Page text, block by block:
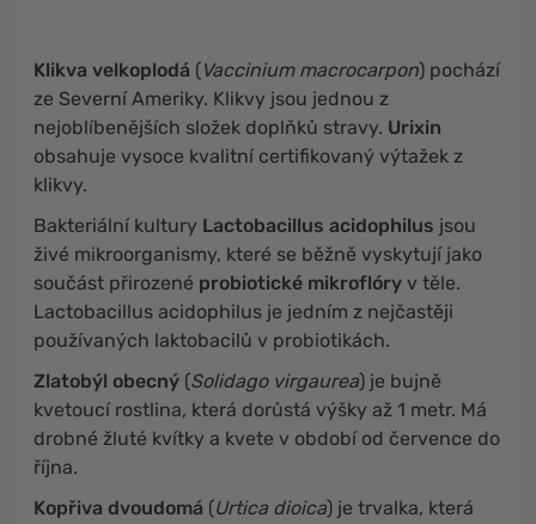
Klikva velkoplodá (Vaccinium macrocarpon) pochází
ze Severní Ameriky. Klikvy jsou jednou z
nejoblíbenějších složek doplňků stravy. Urixin
obsahuje vysoce kvalitní certifikovaný výtažek z
klikvy.
Bakteriální kultury Lactobacillus acidophilus jsou
živé mikroorganismy, které se běžně vyskytují jako
součást přirozené probiotické mikroflóry v těle.
Lactobacillus acidophilus je jedním z nejčastěji
používaných laktobacilů v probiotikách.
Zlatobýl obecný (Solidago virgaurea) je bujně
kvetoucí rostlina, která dorůstá výšky až 1 metr. Má
drobné žluté kvítky a kvete v období od července do
října.
Kopřiva dvoudomá (Urtica dioica) je trvalka, která